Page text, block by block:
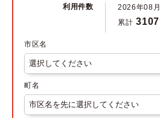
利用件数 2026年08月
累計 3107
市区名
町名